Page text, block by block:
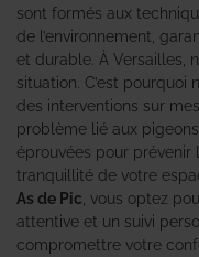
sont formés aux
de l’environnement,
et durable. À Versailles,
situation. C’est
des interventions sur
problème lié aux
éprouvées pour prévenir
tranquillité de votre
As de Pic , vous optez
attentive et un suivi
compromettre votre